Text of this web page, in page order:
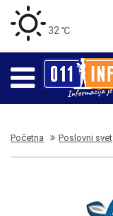
32 ℃
Početna Poslovni svet